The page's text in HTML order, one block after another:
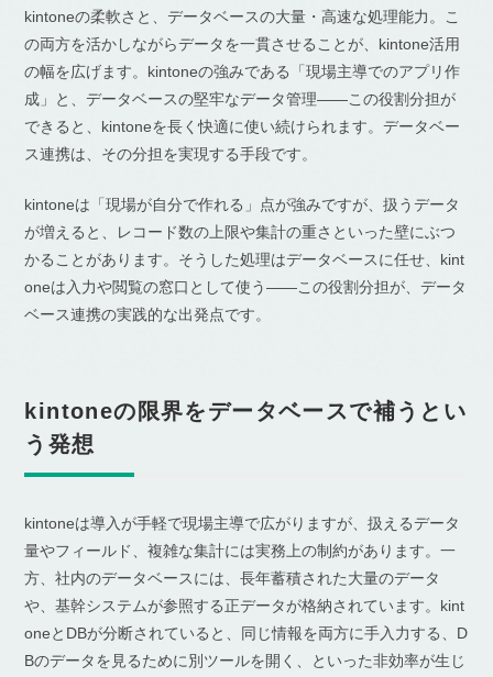
kintoneの柔軟さと、データベースの大量・高速な処理能力。こ
の両方を活かしながらデータを一貫させることが、kintone活用
の幅を広げます。kintoneの強みである「現場主導でのアプリ作
成」と、データベースの堅牢なデータ管理——この役割分担が
できると、kintoneを長く快適に使い続けられます。データベー
ス連携は、その分担を実現する手段です。
kintoneは「現場が自分で作れる」点が強みですが、扱うデータ
が増えると、レコード数の上限や集計の重さといった壁にぶつ
かることがあります。そうした処理はデータベースに任せ、kint
oneは入力や閲覧の窓口として使う——この役割分担が、データ
ベース連携の実践的な出発点です。
kintoneの限界をデータベースで補うとい
う発想
kintoneは導入が手軽で現場主導で広がりますが、扱えるデータ
量やフィールド、複雑な集計には実務上の制約があります。一
方、社内のデータベースには、長年蓄積された大量のデータ
や、基幹システムが参照する正データが格納されています。kint
oneとDBが分断されていると、同じ情報を両方に手入力する、D
Bのデータを見るために別ツールを開く、といった非効率が生じ